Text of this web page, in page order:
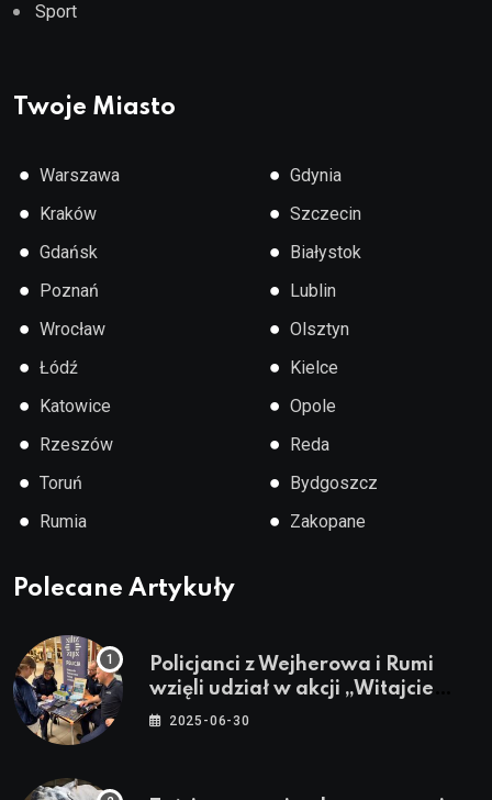
Sport
Twoje Miasto
● Warszawa
● Kraków
● Gdańsk
● Poznań
● Wrocław
● Łódź
● Katowice
● Rzeszów
● Toruń
● Rumia
● Gdynia
● Szczecin
● Białystok
● Lublin
● Olsztyn
● Kielce
● Opole
● Reda
● Bydgoszcz
● Zakopane
Polecane Artykuły
Policjanci z Wejherowa i Rumi
wzięli udział w akcji „Witajcie
Wakacje”
2025-06-30